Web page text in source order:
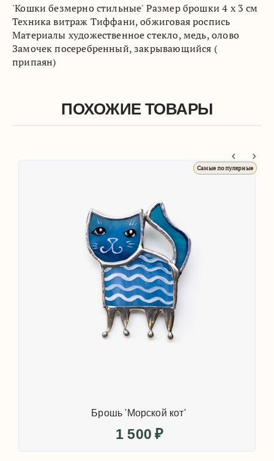
'Кошки безмерно стильные' Размер брошки 4 х 3 см
Техника витраж Тиффани, обжиговая роспись
Материалы художественное стекло, медь, олово
Замочек посеребренный, закрывающийся (
припаян)
ПОХОЖИЕ ТОВАРЫ
Самые популярные
Брошь 'Морской кот'
1 500 ₽